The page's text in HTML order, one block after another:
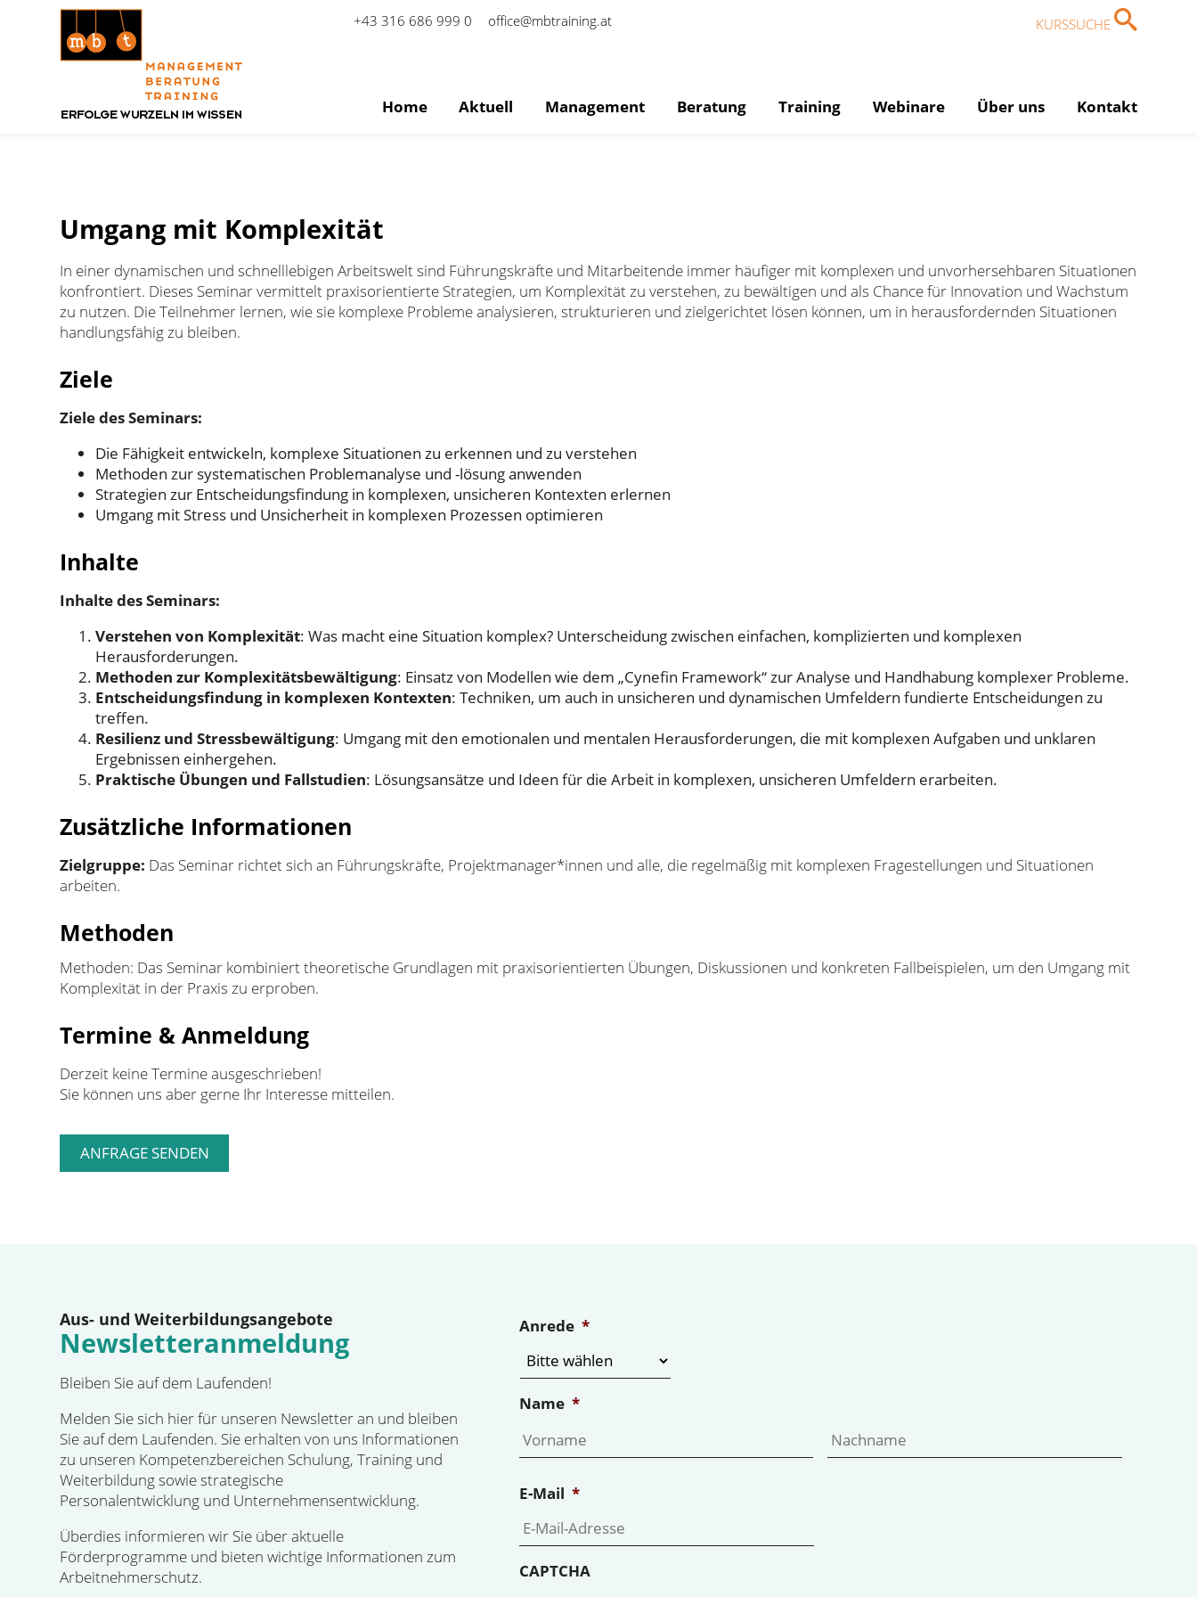
+43 316 686 999 0 office@mbtraining.at KURSSUCHE
Home Aktuell Management Beratung Training Webinare Über uns Kontakt
Umgang mit Komplexität
In einer dynamischen und schnelllebigen Arbeitswelt sind Führungskräfte und Mitarbeitende immer häufiger mit komplexen und unvorhersehbaren Situationen
konfrontiert. Dieses Seminar vermittelt praxisorientierte Strategien, um Komplexität zu verstehen, zu bewältigen und als Chance für Innovation und Wachstum
zu nutzen. Die Teilnehmer lernen, wie sie komplexe Probleme analysieren, strukturieren und zielgerichtet lösen können, um in herausfordernden Situationen
handlungsfähig zu bleiben.
Ziele
Ziele des Seminars:
Die Fähigkeit entwickeln, komplexe Situationen zu erkennen und zu verstehen
Methoden zur systematischen Problemanalyse und -lösung anwenden
Strategien zur Entscheidungsfindung in komplexen, unsicheren Kontexten erlernen
Umgang mit Stress und Unsicherheit in komplexen Prozessen optimieren
Inhalte
Inhalte des Seminars:
Verstehen von Komplexität: Was macht eine Situation komplex? Unterscheidung zwischen einfachen, komplizierten und komplexen
Herausforderungen.
Methoden zur Komplexitätsbewältigung: Einsatz von Modellen wie dem „Cynefin Framework“ zur Analyse und Handhabung komplexer Probleme.
Entscheidungsfindung in komplexen Kontexten: Techniken, um auch in unsicheren und dynamischen Umfeldern fundierte Entscheidungen zu
treffen.
Resilienz und Stressbewältigung: Umgang mit den emotionalen und mentalen Herausforderungen, die mit komplexen Aufgaben und unklaren
Ergebnissen einhergehen.
Praktische Übungen und Fallstudien: Lösungsansätze und Ideen für die Arbeit in komplexen, unsicheren Umfeldern erarbeiten.
Zusätzliche Informationen
Zielgruppe: Das Seminar richtet sich an Führungskräfte, Projektmanager*innen und alle, die regelmäßig mit komplexen Fragestellungen und Situationen
arbeiten.
Methoden
Methoden: Das Seminar kombiniert theoretische Grundlagen mit praxisorientierten Übungen, Diskussionen und konkreten Fallbeispielen, um den Umgang mit
Komplexität in der Praxis zu erproben.
Termine & Anmeldung
Derzeit keine Termine ausgeschrieben!
Sie können uns aber gerne Ihr Interesse mitteilen.
Aus- und Weiterbildungsangebote
Newsletteranmeldung
Bleiben Sie auf dem Laufenden!
Melden Sie sich hier für unseren Newsletter an und bleiben
Sie auf dem Laufenden. Sie erhalten von uns Informationen
zu unseren Kompetenzbereichen Schulung, Training und
Weiterbildung sowie strategische
Personalentwicklung und Unternehmensentwicklung.
Überdies informieren wir Sie über aktuelle
Förderprogramme und bieten wichtige Informationen zum
Arbeitnehmerschutz.
Anrede *
Name *
Vorname
E-Mail *
CAPTCHA